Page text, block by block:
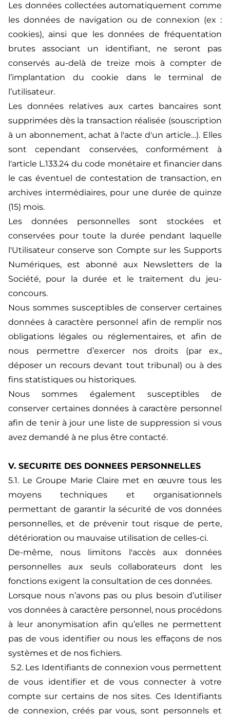
Les données collectées automatiquement comme
les données de navigation ou de connexion (ex :
cookies), ainsi que les données de fréquentation
brutes associant un identifiant, ne seront pas
conservés au-delà de treize mois à compter de
l’implantation du cookie dans le terminal de
l’utilisateur.
Les données relatives aux cartes bancaires sont
supprimées dès la transaction réalisée (souscription
à un abonnement, achat à l'acte d'un article…). Elles
sont cependant conservées, conformément à
l'article L.133.24 du code monétaire et financier dans
le cas éventuel de contestation de transaction, en
archives intermédiaires, pour une durée de quinze
(15) mois.
Les données personnelles sont stockées et
conservées pour toute la durée pendant laquelle
l'Utilisateur conserve son Compte sur les Supports
Numériques, est abonné aux Newsletters de la
Société, pour la durée et le traitement du jeu-
concours.
Nous sommes susceptibles de conserver certaines
données à caractère personnel afin de remplir nos
obligations légales ou réglementaires, et afin de
nous permettre d’exercer nos droits (par ex.,
déposer un recours devant tout tribunal) ou à des
fins statistiques ou historiques.
Nous sommes également susceptibles de
conserver certaines données à caractère personnel
afin de tenir à jour une liste de suppression si vous
avez demandé à ne plus être contacté.
V. SECURITE DES DONNEES PERSONNELLES
5.1. Le Groupe Marie Claire met en œuvre tous les
moyens techniques et organisationnels
permettant de garantir la sécurité de vos données
personnelles, et de prévenir tout risque de perte,
détérioration ou mauvaise utilisation de celles-ci.
De-même, nous limitons l'accès aux données
personnelles aux seuls collaborateurs dont les
fonctions exigent la consultation de ces données.
Lorsque nous n’avons pas ou plus besoin d’utiliser
vos données à caractère personnel, nous procédons
à leur anonymisation afin qu’elles ne permettent
pas de vous identifier ou nous les effaçons de nos
systèmes et de nos fichiers.
5.2. Les Identifiants de connexion vous permettent
de vous identifier et de vous connecter à votre
compte sur certains de nos sites. Ces Identifiants
de connexion, créés par vous, sont personnels et